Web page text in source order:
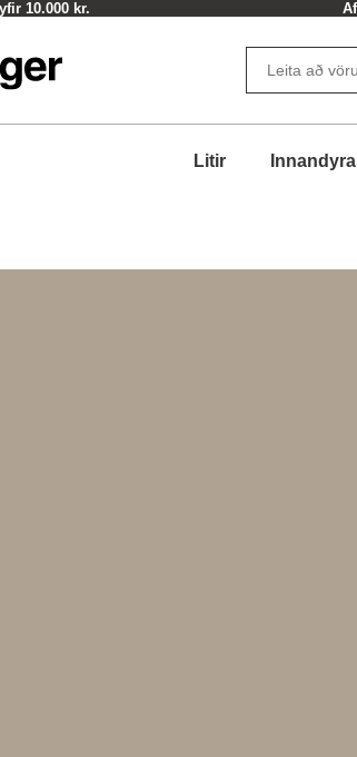
10.000 kr.
Litir Innandyra